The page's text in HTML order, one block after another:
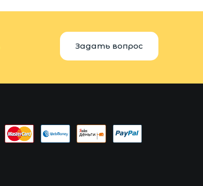
Задать вопрос